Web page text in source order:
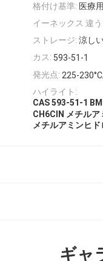
格付け基準: 医療
イーネックス 違う:
ストレージ: 涼し
カス: 593-51-1
発光点: 225-
ハイライト:
CAS 593-51-1
CH6ClN メチル
メチルアミンヒ
ギャ